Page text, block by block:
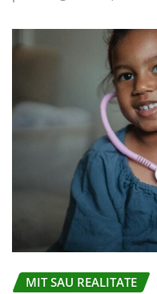
MIT SAU REALITATE